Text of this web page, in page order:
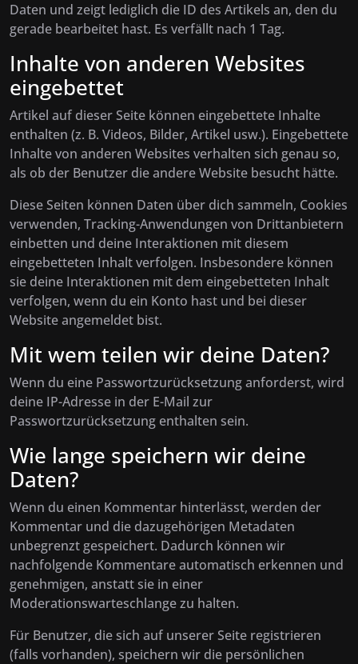
Daten und zeigt lediglich die ID des Artikels an, den du
gerade bearbeitet hast. Es verfällt nach 1 Tag.
Inhalte von anderen Websites
eingebettet
Artikel auf dieser Seite können eingebettete Inhalte
enthalten (z. B. Videos, Bilder, Artikel usw.). Eingebettete
Inhalte von anderen Websites verhalten sich genau so,
als ob der Benutzer die andere Website besucht hätte.
Diese Seiten können Daten über dich sammeln, Cookies
verwenden, Tracking-Anwendungen von Drittanbietern
einbetten und deine Interaktionen mit diesem
eingebetteten Inhalt verfolgen. Insbesondere können
sie deine Interaktionen mit dem eingebetteten Inhalt
verfolgen, wenn du ein Konto hast und bei dieser
Website angemeldet bist.
Mit wem teilen wir deine Daten?
Wenn du eine Passwortzurücksetzung anforderst, wird
deine IP-Adresse in der E-Mail zur
Passwortzurücksetzung enthalten sein.
Wie lange speichern wir deine
Daten?
Wenn du einen Kommentar hinterlässt, werden der
Kommentar und die dazugehörigen Metadaten
unbegrenzt gespeichert. Dadurch können wir
nachfolgende Kommentare automatisch erkennen und
genehmigen, anstatt sie in einer
Moderationswarteschlange zu halten.
Für Benutzer, die sich auf unserer Seite registrieren
(falls vorhanden), speichern wir die persönlichen